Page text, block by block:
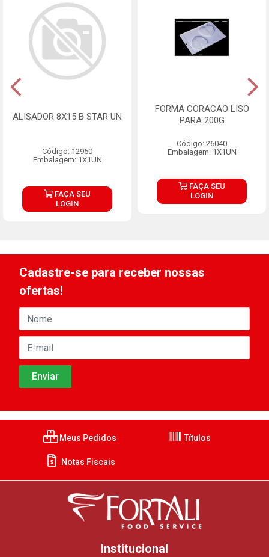
ALISADOR 8X15 B STAR UN
Código: 12950
Embalagem: 1X1UN
FAÇA SEU
LOGIN
FORMA CORACAO LISO
PARA 200G
Código: 26040
Embalagem: 1X1UN
FAÇA SEU
LOGIN
Cadastre-se para receber nossas
ofertas!
Meus Pedidos Títulos
Notas Fiscais
Institucional